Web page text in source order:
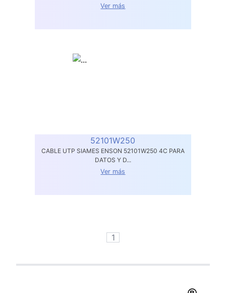
Ver más
52101W250
CABLE UTP SIAMES ENSON 52101W250 4C PARA
DATOS Y D...
Ver más
1